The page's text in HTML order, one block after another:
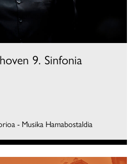
9. Sinfonia
- Musika Hamabostaldia